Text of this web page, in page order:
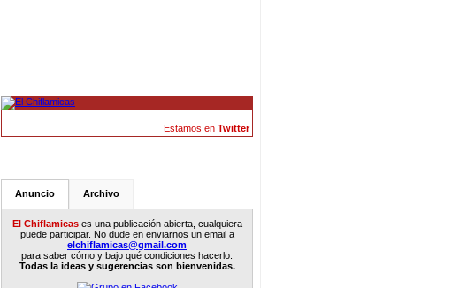
Estamos en Twitter
Anuncio Archivo
El Chiflamicases una publicación abierta, cualquiera
puede participar. No dude en enviarnos un email a
elchiflamicas@gmail.com
para saber cómo y bajo qué condiciones hacerlo.
Todas la ideas y sugerencias son bienvenidas.